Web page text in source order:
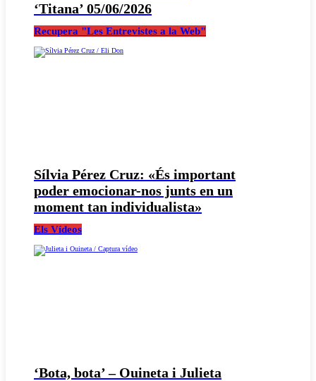
‘Titana’ 05/06/2026
Recupera "Les Entrevistes a la Web"
Sílvia Pérez Cruz: «És important
poder emocionar-nos junts en un
moment tan individualista»
Els Vídeos
‘Bota, bota’ – Ouineta i Julieta